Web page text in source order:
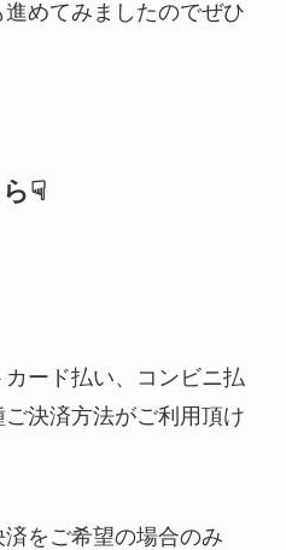
めてみましたのでぜひ
☟
ード払い、コンビニ払
決済方法がご利用頂け
をご希望の場合のみ